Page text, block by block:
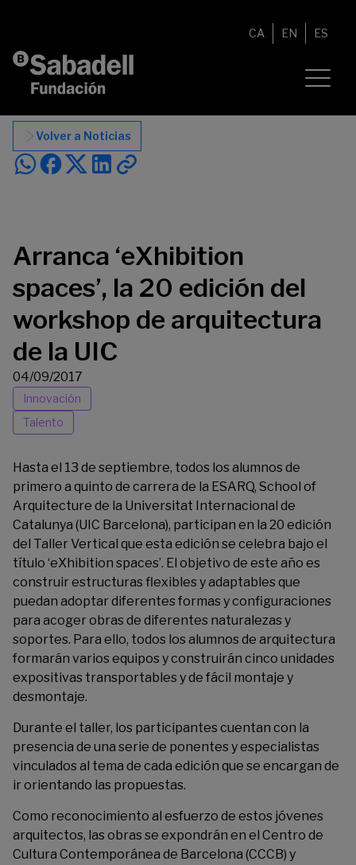
CA EN ES
Volver a Noticias
Arranca ‘eXhibition
spaces’, la 20 edición del
workshop de arquitectura
de la UIC
04/09/2017
Innovación
Talento
Hasta el 13 de septiembre, todos los alumnos de
primero a quinto de carrera de la ESARQ, School of
Arquitecture de la Universitat Internacional de
Catalunya (UIC Barcelona), participan en la 20 edición
del Taller Vertical que esta edición se celebra bajo el
título ‘eXhibition spaces’. El objetivo de este año es
construir estructuras flexibles y adaptables que
puedan adoptar diferentes formas y configuraciones
para acoger obras de diferentes naturalezas y
soportes. Para ello, todos los alumnos de arquitectura
formarán varios equipos y construirán cinco unidades
expositivas transportables y de fácil montaje y
desmontaje.
Durante el taller, los participantes cuentan con la
presencia de una serie de ponentes y especialistas
vinculados al tema de cada edición que se encargan de
ir orientando las propuestas.
Como reconocimiento al esfuerzo de estos jóvenes
arquitectos, las obras se expondrán en el Centro de
Cultura Contemporánea de Barcelona (CCCB) y